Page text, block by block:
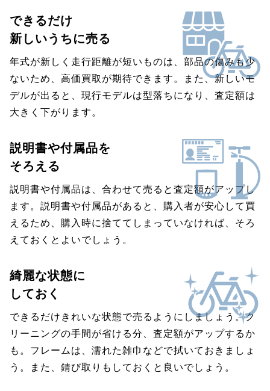
できるだけ
新しいうちに売る
年式が新しく走行距離が短いものは、部品の傷みも少
ないため、高価買取が期待できます。また、新しいモ
デルが出ると、現行モデルは型落ちになり、査定額は
大きく下がります。
説明書や付属品を
そろえる
説明書や付属品は、合わせて売ると査定額がアップし
ます。説明書や付属品があると、購入者が安心して買
えるため、購入時に捨ててしまっていなければ、そろ
えておくとよいでしょう。
綺麗な状態に
しておく
できるだけきれいな状態で売るようにしましょう。ク
リーニングの手間が省ける分、査定額がアップするか
も。フレームは、濡れた雑巾などで拭いておきましょ
う。また、錆び取りもしておくと良いでしょう。